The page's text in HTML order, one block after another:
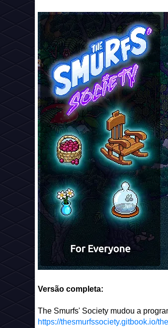
Versão completa:
The Smurfs' Society mudou a
https://thesmurfssociety.gitbook.io/